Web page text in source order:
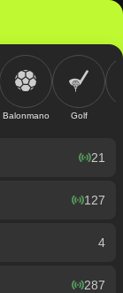
Balonmano Golf
21
127
4
287